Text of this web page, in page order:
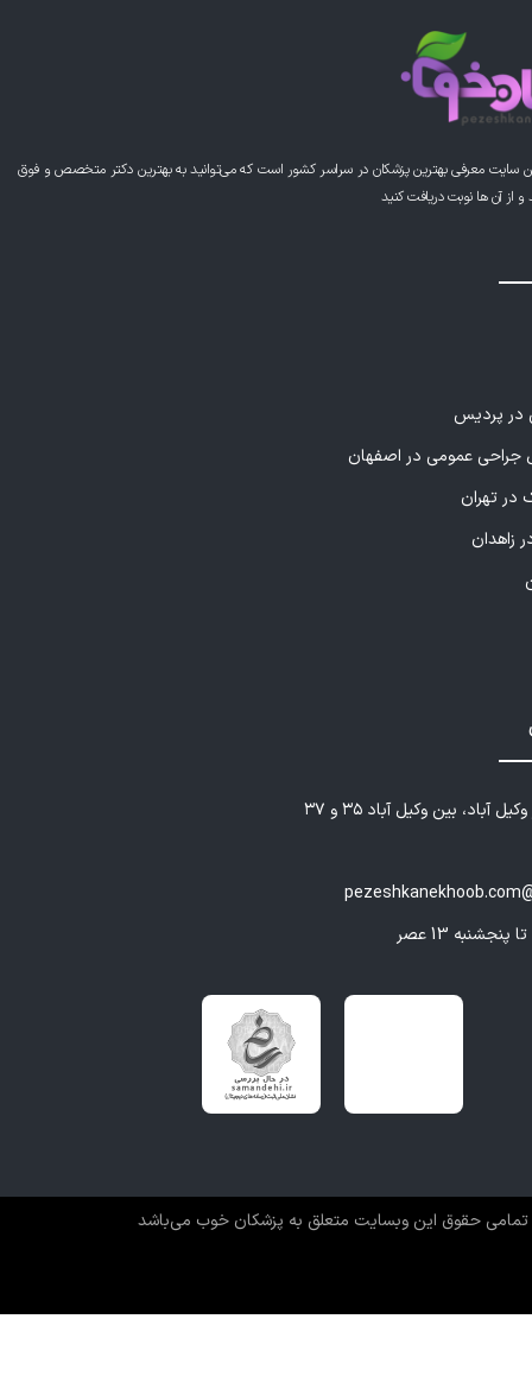
سایت معرفی بهترین پزشکان در سراسر کشور است که می‌توانید به بهترین دکتر متخصص و فوق
آن ها نوبت دریافت کنید
در پردیس
عمومی در اصفهان
در تهران
زاهدان
آباد، بین وکیل آباد ۳۵ و ۳۷
تمامی حقوق این وبسایت متعلق به پزشکان خوب می‌باشد